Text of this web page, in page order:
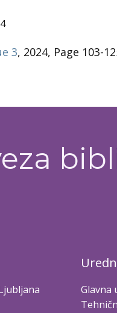
3, 2024, Page 103-
Glavna